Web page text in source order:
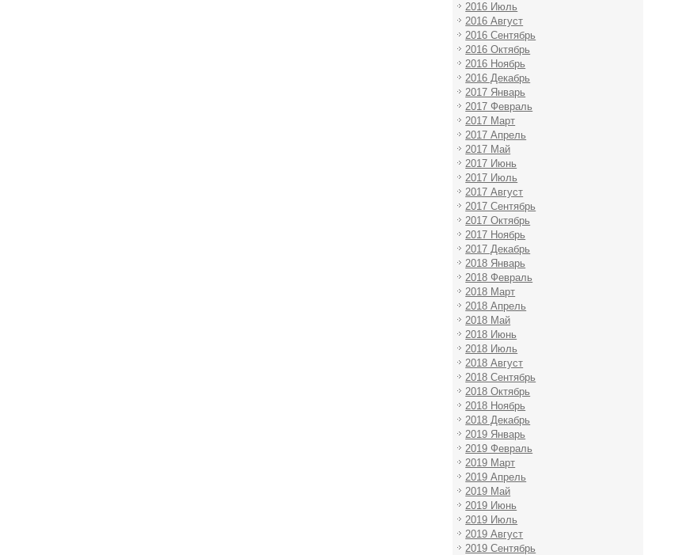
2016 Июль
2016 Август
2016 Сентябрь
2016 Октябрь
2016 Ноябрь
2016 Декабрь
2017 Январь
2017 Февраль
2017 Март
2017 Апрель
2017 Май
2017 Июнь
2017 Июль
2017 Август
2017 Сентябрь
2017 Октябрь
2017 Ноябрь
2017 Декабрь
2018 Январь
2018 Февраль
2018 Март
2018 Апрель
2018 Май
2018 Июнь
2018 Июль
2018 Август
2018 Сентябрь
2018 Октябрь
2018 Ноябрь
2018 Декабрь
2019 Январь
2019 Февраль
2019 Март
2019 Апрель
2019 Май
2019 Июнь
2019 Июль
2019 Август
2019 Сентябрь